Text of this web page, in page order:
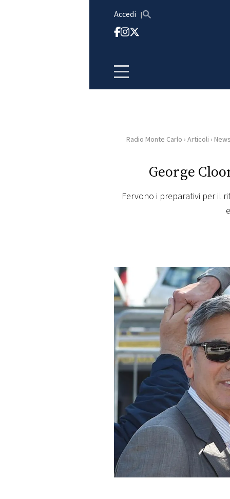
Accedi
HOME
WEB
NEWS
FOTO
CONCORSI
EVENTI
VIDEO
TV
PRINCIPATO
MONACO
Radio Monte Carlo › Articoli ›
George
Fervono i preparativi per il